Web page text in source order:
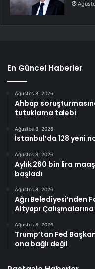
En Güncel Haberler
Ağustos 8, 2026
Ahbap
tutuklama talebi
Ağustos 8, 2026
İstanbul’da 128 yeni
Ağustos 8, 2026
Aylık 260 bin lira
başladı
Ağustos 8, 2026
Ağrı Belediyesi’nden
Altyapı
Ağustos 8, 2026
Trump’tan Fed
ona bağlı değil